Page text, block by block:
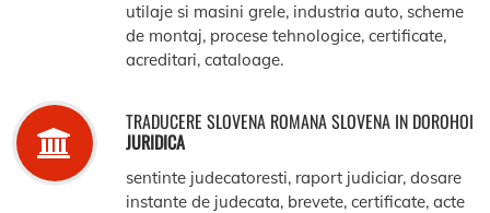
utilaje si masini grele, industria auto, scheme
de montaj, procese tehnologice, certificate,
acreditari, cataloage.
TRADUCERE SLOVENA ROMANA SLOVENA IN DOROHOI
JURIDICA
sentinte judecatoresti, raport judiciar, dosare
instante de judecata, brevete, certificate, acte